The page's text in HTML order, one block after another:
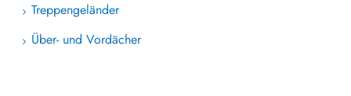
Treppengeländer
Über- und Vordächer